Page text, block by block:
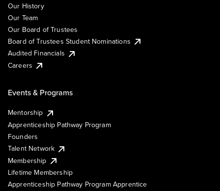
Our History
Our Team
Our Board of Trustees
Board of Trustees Student Nominations
Audited Financials
Careers
Events & Programs
Mentorship
Apprenticeship Pathway Program
Founders
Talent Network
Membership
Lifetime Membership
Apprenticeship Pathway Program Apprentice